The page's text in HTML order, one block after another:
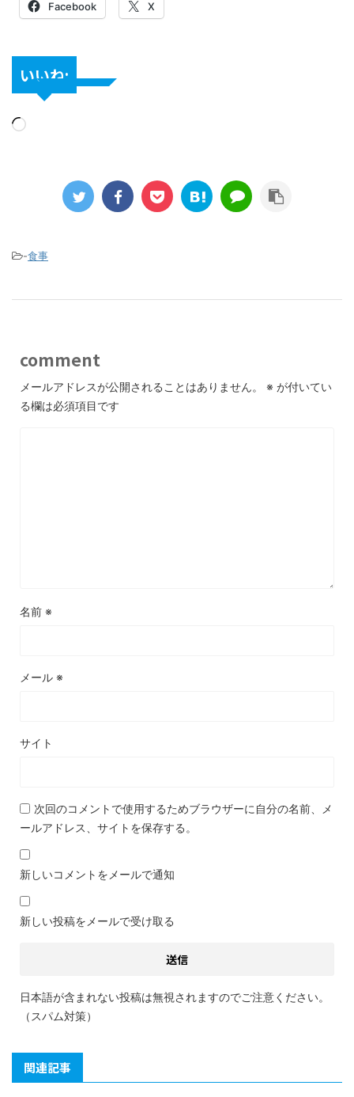
Facebook X
いいね:
-食事
comment
メールアドレスが公開されることはありません。 ※ が付いてい
る欄は必須項目です
名前 ※
メール ※
サイト
次回のコメントで使用するためブラウザーに自分の名前、メ
ールアドレス、サイトを保存する。
新しいコメントをメールで通知
新しい投稿をメールで受け取る
日本語が含まれない投稿は無視されますのでご注意ください。
（スパム対策）
関連記事